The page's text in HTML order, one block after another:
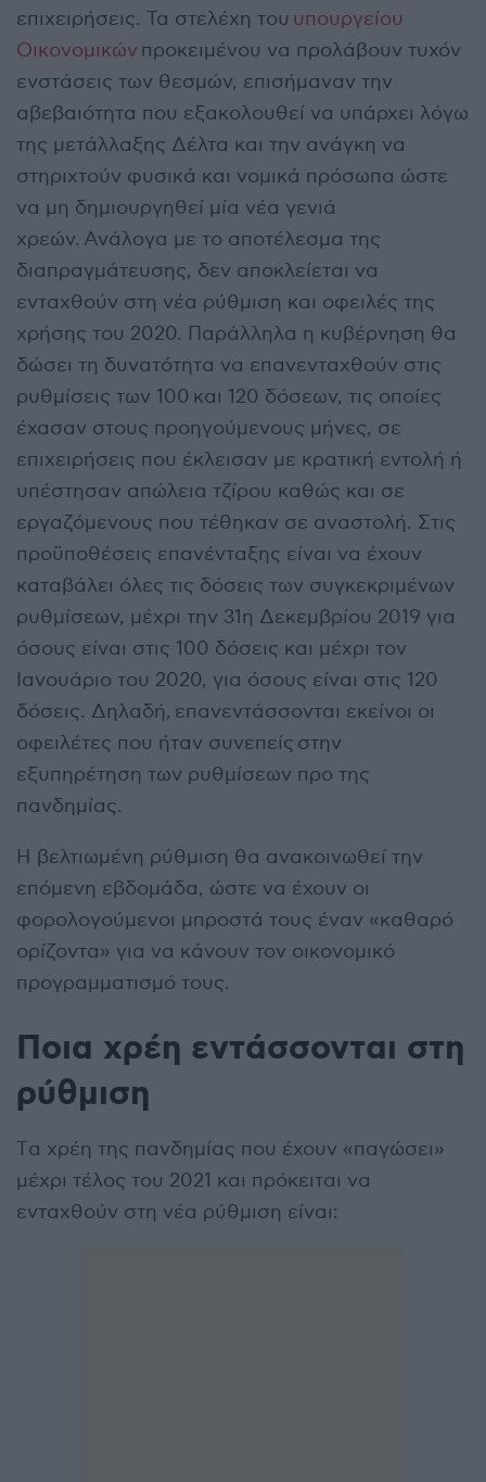
επιχειρήσεις. Τα στελέχη του υπουργείου
Οικονομικών προκειμένου να προλάβουν τυχόν
ενστάσεις των θεσμών, επισήμαναν την
αβεβαιότητα που εξακολουθεί να υπάρχει λόγω
της μετάλλαξης Δέλτα και την ανάγκη να
στηριχτούν φυσικά και νομικά πρόσωπα ώστε
να μη δημιουργηθεί μία νέα γενιά
χρεών. Ανάλογα με το αποτέλεσμα της
διαπραγμάτευσης, δεν αποκλείεται να
ενταχθούν στη νέα ρύθμιση και οφειλές της
χρήσης του 2020. Παράλληλα η κυβέρνηση θα
δώσει τη δυνατότητα να επανενταχθούν στις
ρυθμίσεις των 100 και 120 δόσεων, τις οποίες
έχασαν στους προηγούμενους μήνες, σε
επιχειρήσεις που έκλεισαν με κρατική εντολή ή
υπέστησαν απώλεια τζίρου καθώς και σε
εργαζόμενους που τέθηκαν σε αναστολή. Στις
προϋποθέσεις επανένταξης είναι να έχουν
καταβάλει όλες τις δόσεις των συγκεκριμένων
ρυθμίσεων, μέχρι την 31η Δεκεμβρίου 2019 για
όσους είναι στις 100 δόσεις και μέχρι τον
Ιανουάριο του 2020, για όσους είναι στις 120
δόσεις. Δηλαδή, επανεντάσσονται εκείνοι οι
οφειλέτες που ήταν συνεπείς στην
εξυπηρέτηση των ρυθμίσεων προ της
πανδημίας.
Η βελτιωμένη ρύθμιση θα ανακοινωθεί την
επόμενη εβδομάδα, ώστε να έχουν οι
φορολογούμενοι μπροστά τους έναν «καθαρό
ορίζοντα» για να κάνουν τον οικονομικό
προγραμματισμό τους.
Ποια χρέη εντάσσονται στη
ρύθμιση
Tα χρέη της πανδημίας που έχουν «παγώσει»
μέχρι τέλος του 2021 και πρόκειται να
ενταχθούν στη νέα ρύθμιση είναι: